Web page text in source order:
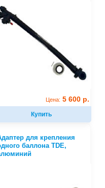
Цена: 5 600 р.
Купить
для крепления
баллона TDE,